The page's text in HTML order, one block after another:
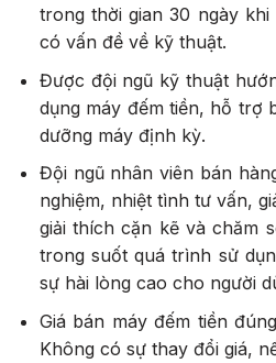
trong thời gian 30 ngày
có vấn đề về kỹ thuật.
Được đội ngũ kỹ thuật
dụng máy đếm tiền, hỗ trợ
dưỡng máy định kỳ.
Đội ngũ nhân viên bán
nghiệm, nhiệt tình tư vấn,
giải thích cặn kẽ và chăm
trong suốt quá trình sử
sự hài lòng cao cho người
Giá bán máy đếm tiền
Không có sự thay đổi giá,